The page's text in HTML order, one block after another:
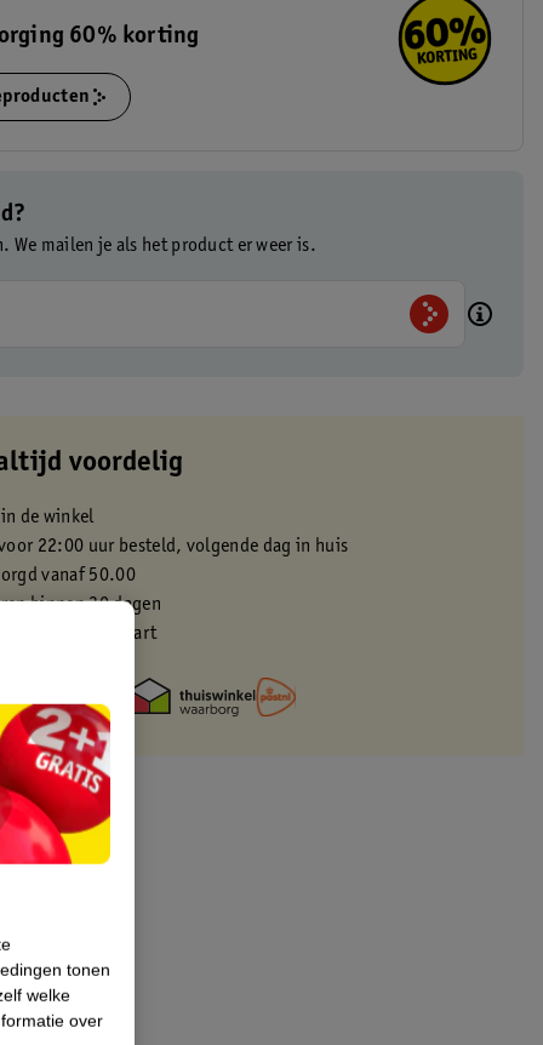
60% korting
We mailen je als het product er weer is.
voordelig
de winkel
22:00 uur besteld, volgende dag in huis
vanaf 50.00
binnen 30 dagen
je Kruidvat kaart
tonen
welke
over